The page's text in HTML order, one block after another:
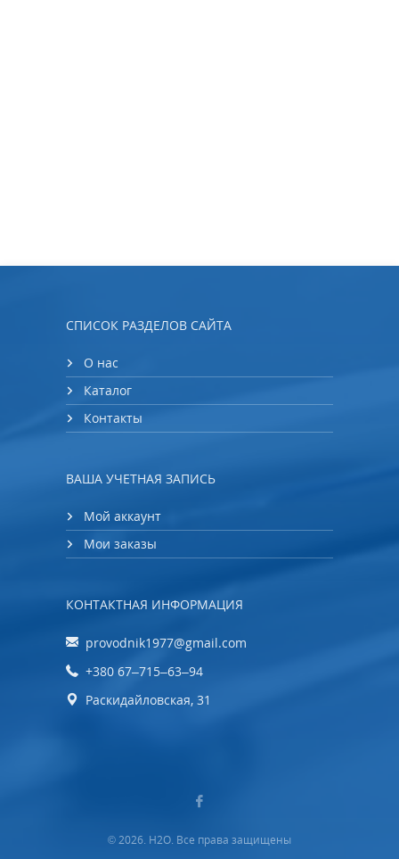
СПИСОК РАЗДЕЛОВ САЙТА
О нас
Каталог
Контакты
ВАША УЧЕТНАЯ ЗАПИСЬ
Мой аккаунт
Мои заказы
КОНТАКТНАЯ ИНФОРМАЦИЯ
provodnik1977@gmail.com
+380 67‒715‒63‒94
Раскидайловская, 31
© 2026. H2O. Все права защищены